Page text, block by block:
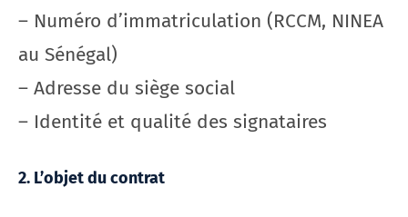
– Numéro d’immatriculation (RCCM, NINEA
au Sénégal)
– Adresse du siège social
– Identité et qualité des signataires
2. L’objet du contrat